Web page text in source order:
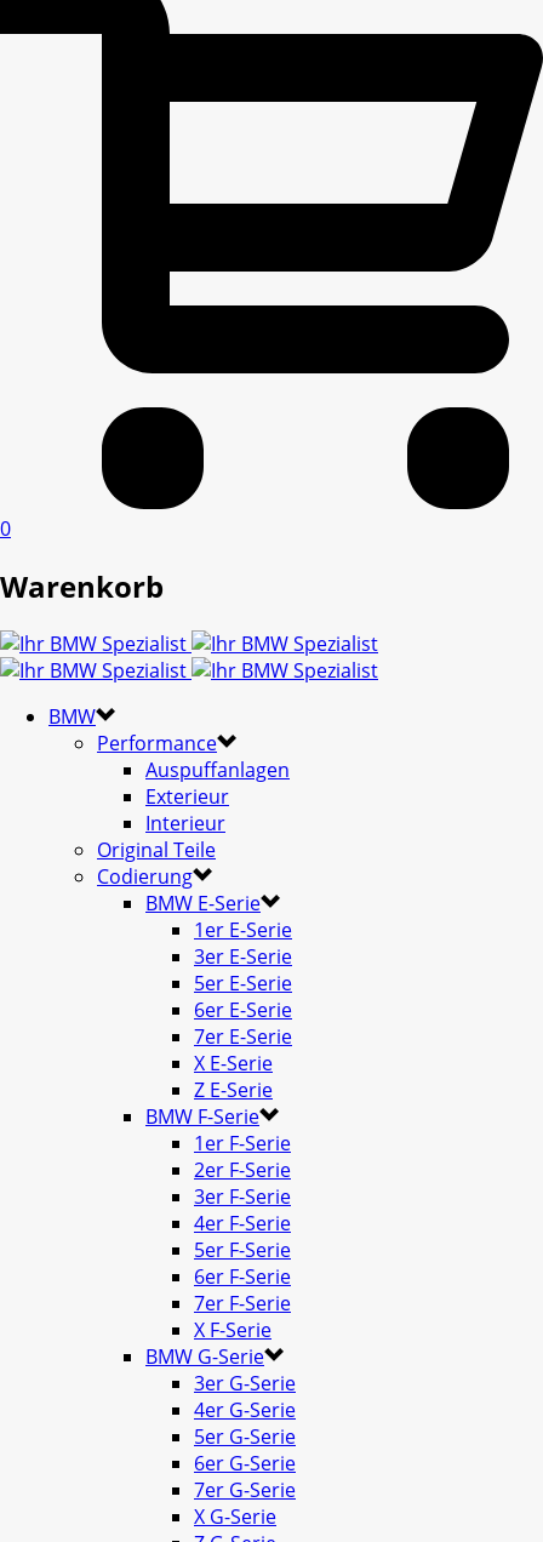
0
Warenkorb
BMW
Performance
Auspuffanlagen
Exterieur
Interieur
Original Teile
Codierung
BMW E-Serie
1er E-Serie
3er E-Serie
5er E-Serie
6er E-Serie
7er E-Serie
X E-Serie
Z E-Serie
BMW F-Serie
1er F-Serie
2er F-Serie
3er F-Serie
4er F-Serie
5er F-Serie
6er F-Serie
7er F-Serie
X F-Serie
BMW G-Serie
3er G-Serie
4er G-Serie
5er G-Serie
6er G-Serie
7er G-Serie
X G-Serie